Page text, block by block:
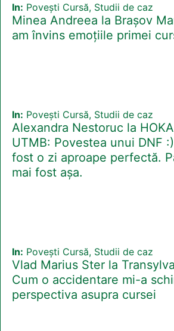
In: Povești Cursă, Studii de caz
Minea Andreea la Brașov
am învins emoțiile primei
In: Povești Cursă, Studii de caz
Alexandra Nestoruc la
UTMB: Povestea unui DNF
fost o zi aproape perfectă.
mai fost așa.
In: Povești Cursă, Studii de caz
Vlad Marius Ster la
Cum o accidentare mi-a
perspectiva asupra cursei